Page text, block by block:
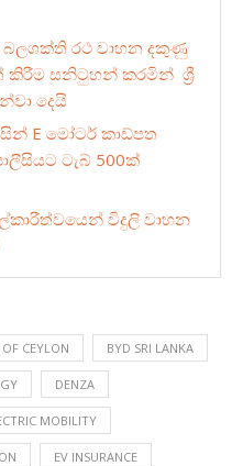
බලශක්ති රථ වාහන දකුණු
කිරීම සනිටුහන් කරමින් ශ්‍රී
දෙයි
E මෝටර් කාඩ්පත
ටැබ් 500ක්
විදුලි වාහන
CEYLON BYD SRI LANKA
DENZA
MOBILITY
EV INSURANCE